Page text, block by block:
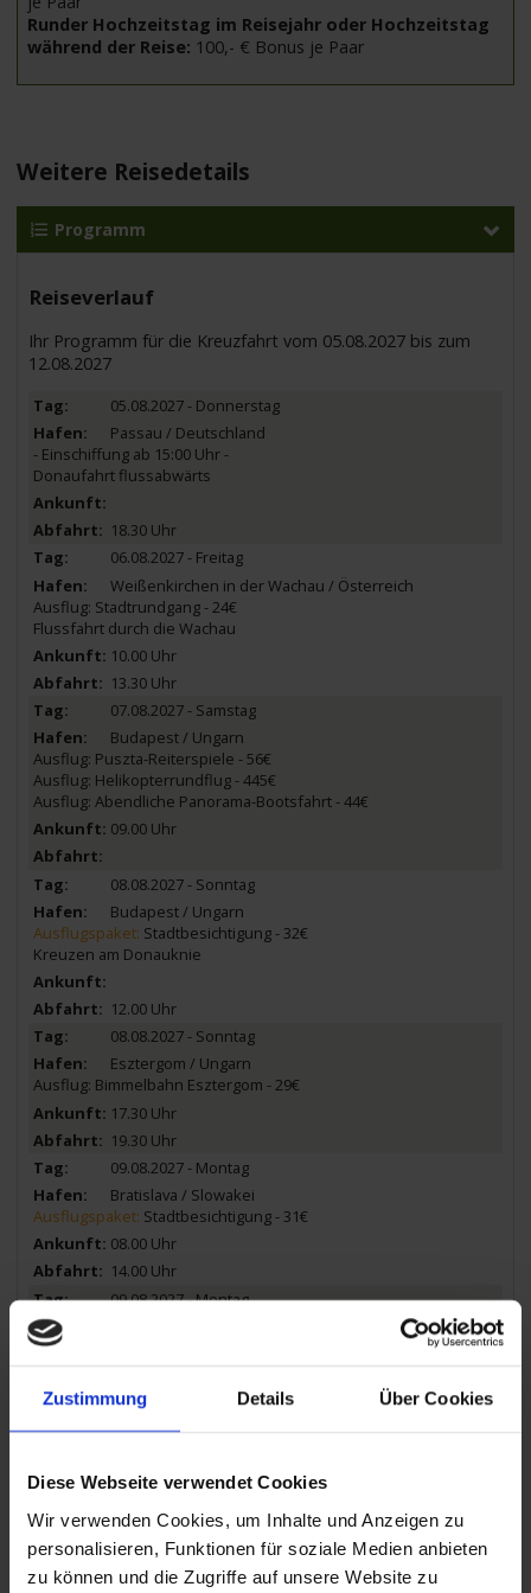
Zustimmung Details Über Cookies
Diese Webseite verwendet Cookies
Wir verwenden Cookies, um Inhalte und Anzeigen zu
personalisieren, Funktionen für soziale Medien anbieten
zu können und die Zugriffe auf unsere Website zu
Runder Hochzeitstag im Reisejahr oder Hochzeitstag
während der Reise: 100,- € Bonus je Paar
Weitere Reisedetails
Programm
Reiseverlauf
Ihr Programm für die Kreuzfahrt vom 05.08.2027 bis zum
12.08.2027
05.08.2027 - Donnerstag
Passau / Deutschland
- Einschiffung ab 15:00 Uhr -
Donaufahrt flussabwärts
18.30 Uhr
06.08.2027 - Freitag
Weißenkirchen in der Wachau / Österreich
Ausflug: Stadtrundgang - 24€
Flussfahrt durch die Wachau
10.00 Uhr
13.30 Uhr
07.08.2027 - Samstag
Budapest / Ungarn
Ausflug: Puszta-Reiterspiele - 56€
Ausflug: Helikopterrundflug - 445€
Ausflug: Abendliche Panorama-Bootsfahrt - 44€
09.00 Uhr
08.08.2027 - Sonntag
Budapest / Ungarn
Ausflugspaket: Stadtbesichtigung - 32€
Kreuzen am Donauknie
12.00 Uhr
08.08.2027 - Sonntag
Esztergom / Ungarn
Ausflug: Bimmelbahn Esztergom - 29€
17.30 Uhr
19.30 Uhr
09.08.2027 - Montag
Bratislava / Slowakei
Ausflugspaket: Stadtbesichtigung - 31€
08.00 Uhr
14.00 Uhr
09.08.2027 - Montag
Ausflug: Donauturm & Hofburg - 49€
10.08.2027 - Dienstag
Ausflugspaket:Stadtbesichtigung - 38€
00.00 Uhr
11.08.2027 - Mittwoch